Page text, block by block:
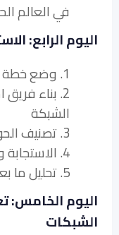
في العالم
اليوم الرابع:
1. وضع خطة الاستجابة للحوادث الأمنية للشبكة
2. بناء
الشبكة
3. تصنيف الحوادث وتحديد أولوياتها
4. الاستجابة وإدارة حوادث أمن الشبكة
5. تحليل ما بعد الحادث والدروس المستفادة.
اليوم الخامس:
الشبكات